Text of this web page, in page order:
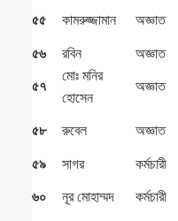
৫৫ কামরুজ্জামান অজ্ঞাত
৫৬
রবিন অজ্ঞাত
৫৭
মোঃ মনির
হোসেন
অজ্ঞাত
৫৮ রুবেল অজ্ঞাত
৫৯
সাগর কর্মচারী
৬০
নূর মোহাম্মদ কর্মচারী